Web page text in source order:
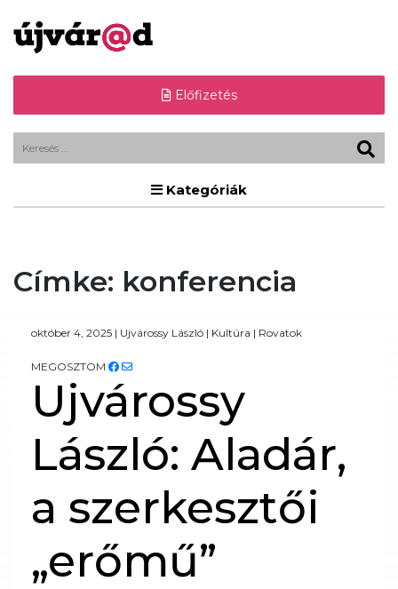
Előfizetés
Kategóriák
Címke: konferencia
október 4, 2025 | Ujvárossy László | Kultúra | Rovatok
MEGOSZTOM
Ujvárossy
László: Aladár,
a szerkesztői
„erőmű”